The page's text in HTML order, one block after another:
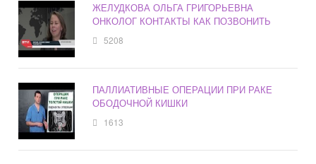
ЖЕЛУДКОВА ОЛЬГА ГРИГОРЬЕВНА
ОНКОЛОГ КОНТАКТЫ КАК ПОЗВОНИТЬ
5208
ПАЛЛИАТИВНЫЕ ОПЕРАЦИИ ПРИ РАКЕ
ОБОДОЧНОЙ КИШКИ
1613